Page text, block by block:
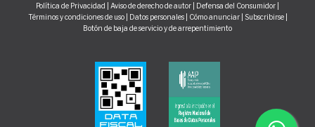
Política de Privacidad Aviso de derecho de autor Defensa del Consumidor
Términos y condiciones de uso| Datos personales| Cómo anunciar| Subscribirse
Botón de baja de servicio y de arrepentimiento